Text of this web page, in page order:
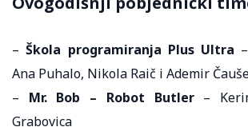
–Škola programiranja Plus Ultra
Ana Puhalo, Nikola Raič i Ademir
– Mr. Bob – Robot Butler–
Grabovica